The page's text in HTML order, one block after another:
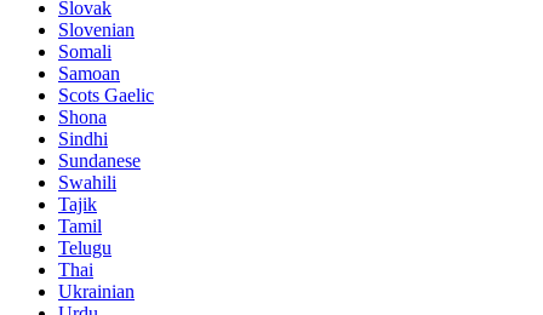
Slovak
Slovenian
Somali
Samoan
Scots Gaelic
Shona
Sindhi
Sundanese
Swahili
Tajik
Tamil
Telugu
Thai
Ukrainian